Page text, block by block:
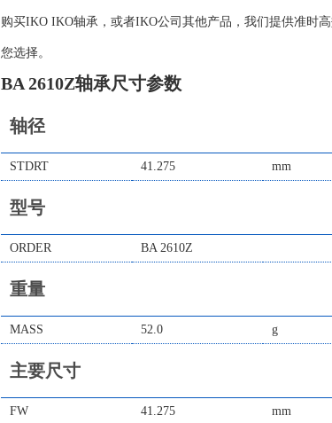
购买IKO IKO轴承，或者IKO公司其他产品，我们提供准时
您选择。
BA 2610Z轴承尺寸参数
轴径
STDRT 41.275 mm
型号
ORDER BA 2610Z
重量
MASS 52.0 g
主要尺寸
FW 41.275 mm